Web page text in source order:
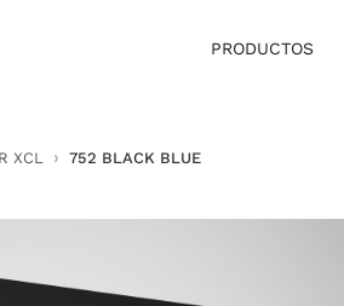
PRODUCTOS
XCL 752 BLACK BLUE